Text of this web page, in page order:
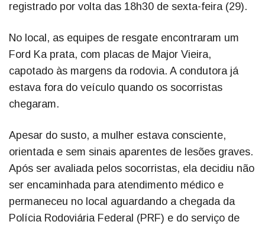
registrado por volta das 18h30 de sexta-feira (29).
No local, as equipes de resgate encontraram um
Ford Ka prata, com placas de Major Vieira,
capotado às margens da rodovia. A condutora já
estava fora do veículo quando os socorristas
chegaram.
Apesar do susto, a mulher estava consciente,
orientada e sem sinais aparentes de lesões graves.
Após ser avaliada pelos socorristas, ela decidiu não
ser encaminhada para atendimento médico e
permaneceu no local aguardando a chegada da
Polícia Rodoviária Federal (PRF) e do serviço de